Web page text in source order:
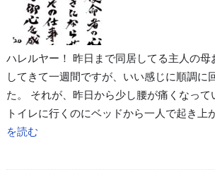
ハレルヤー！ 昨日まで同居してる主人の母
してきて一週間ですが、いい感じに順調に
た。 それが、昨日から少し腰が痛くなって
トイレに行くのにベッドから一人で起き上
を読む